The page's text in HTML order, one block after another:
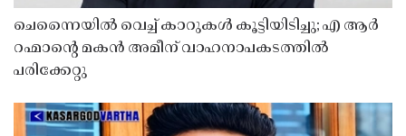
ചെന്നൈയിൽ വെച്ച് കാറുകൾ കൂട്ടിയിടിച്ചു; എ ആർ
റഹ്മാൻ്റെ മകൻ അമീന് വാഹനാപകടത്തിൽ
പരിക്കേറ്റു